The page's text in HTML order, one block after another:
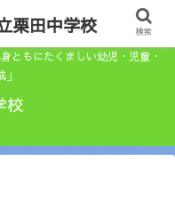
ともにたくましい幼児・児童・
校
栗田中学校 検索